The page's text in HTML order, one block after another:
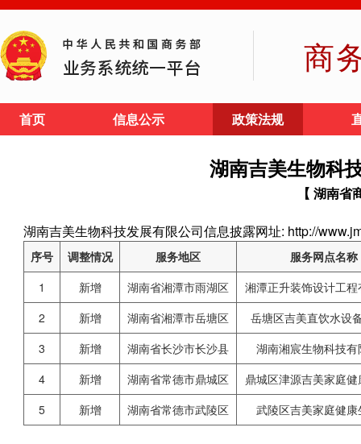
商
首页 信息公示 政策法规
湖南吉美生物科
【 湖南省
湖南吉美生物科技发展有限公司信息披露网址: http://
序号 调整情况 服务地区
服务网点名称
1
新增 湖南省湘潭市雨湖区
湘潭正升装饰设计工
2
新增 湖南省湘潭市岳塘区
岳塘区吉美直饮水设
3
新增 湖南省长沙市长沙县
湖南湘宸生物科技有
4
新增 湖南省常德市鼎城区
鼎城区津源吉美家庭
5
新增 湖南省常德市武陵区 武陵区吉美家庭健康